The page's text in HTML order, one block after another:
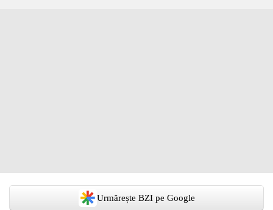
Urmărește BZI pe Google